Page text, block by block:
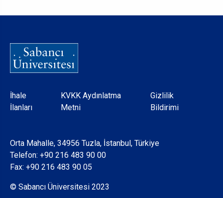
Dipnot
İhale
İlanları
KVKK Aydınlatma
Metni
Gizlilik
Bildirimi
Orta Mahalle, 34956 Tuzla, İstanbul, Türkiye
Telefon: +90 216 483 90 00
Fax: +90 216 483 90 05
© Sabancı Üniversitesi 2023